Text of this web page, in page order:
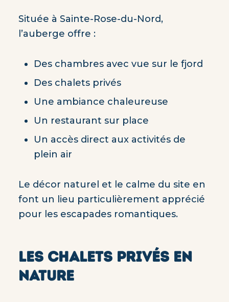
Située à Sainte-Rose-du-Nord,
l’auberge offre :
Des chambres avec vue sur le fjord
Des chalets privés
Une ambiance chaleureuse
Un restaurant sur place
Un accès direct aux activités de
plein air
Le décor naturel et le calme du site en
font un lieu particulièrement apprécié
pour les escapades romantiques.
LES CHALETS PRIVÉS EN
NATURE